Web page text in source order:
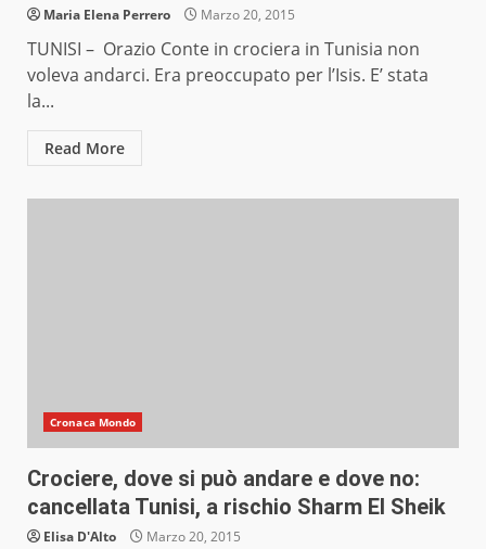
Maria Elena Perrero Marzo 20, 2015
TUNISI – Orazio Conte in crociera in Tunisia non
voleva andarci. Era preoccupato per l’Isis. E’ stata
la...
Read More
Cronaca Mondo
Crociere, dove si può andare e dove no:
cancellata Tunisi, a rischio Sharm El Sheik
Elisa D'Alto Marzo 20, 2015